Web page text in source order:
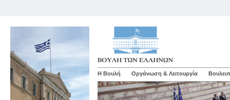
Η Βουλή Οργάνωση & Λειτουργία